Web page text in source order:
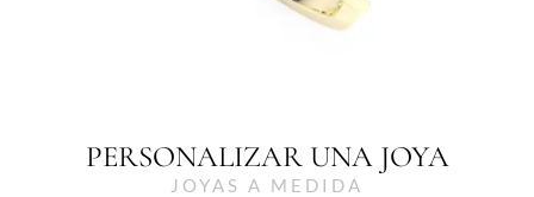
PERSONALIZAR UNA JOYA
JOYAS A MEDIDA